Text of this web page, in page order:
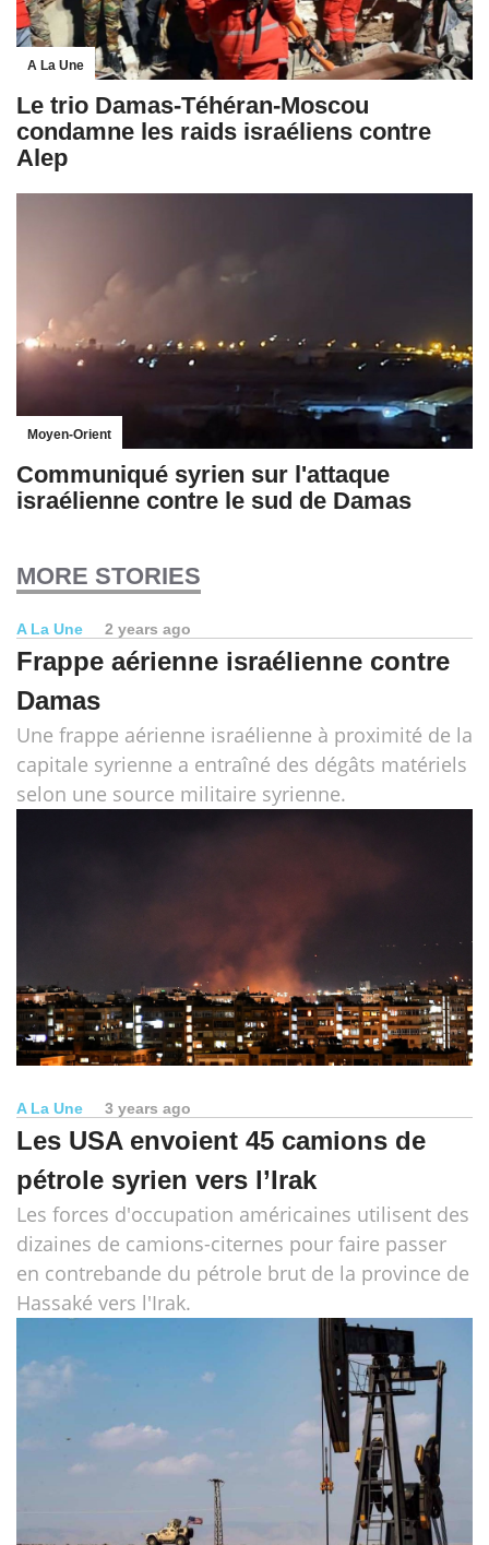
A La Une
Le trio Damas-Téhéran-Moscou
condamne les raids israéliens contre
Alep
Moyen-Orient
Communiqué syrien sur l'attaque
israélienne contre le sud de Damas
MORE STORIES
A La Une 2 years ago
Frappe aérienne israélienne contre
Damas
Une frappe aérienne israélienne à proximité de la
capitale syrienne a entraîné des dégâts matériels
selon une source militaire syrienne.
A La Une 3 years ago
Les USA envoient 45 camions de
pétrole syrien vers l’Irak
Les forces d'occupation américaines utilisent des
dizaines de camions-citernes pour faire passer
en contrebande du pétrole brut de la province de
Hassaké vers l'Irak.